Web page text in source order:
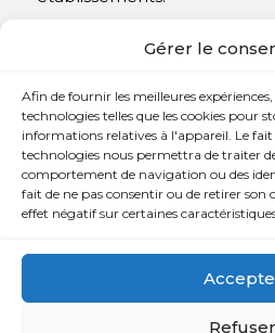
Gérer le
Afin de fournir les meilleures
technologies telles que les cookies pour
informations relatives à l'appareil. Le fait
technologies nous permettra de traiter
comportement de navigation ou des
fait de ne pas consentir ou de retirer
effet négatif sur certaines
Refuser
Contact
 450 654-3342

765, rue Notre-Dame